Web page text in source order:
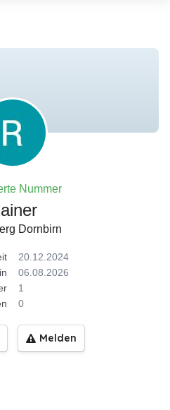
Nummer
Dornbirn
20.12.2024
06.08.2026
1
0
Melden